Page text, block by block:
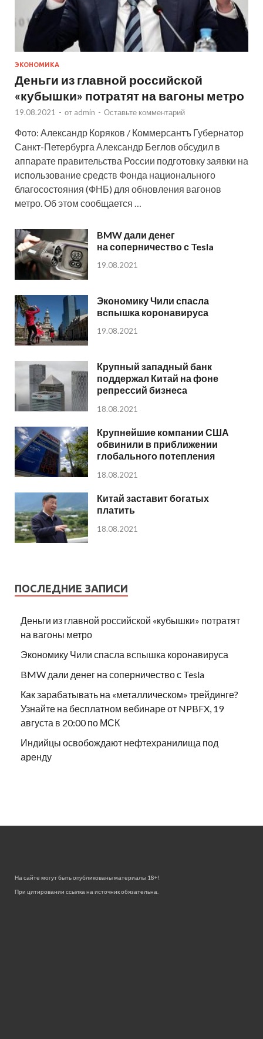
ЭКОНОМИКА
Деньги из главной российской
«кубышки» потратят на вагоны метро
19.08.2021 - от admin - Оставьте комментарий
Фото: Александр Коряков / Коммерсантъ Губернатор
Санкт-Петербурга Александр Беглов обсудил в
аппарате правительства России подготовку заявки на
использование средств Фонда национального
благосостояния (ФНБ) для обновления вагонов
метро. Об этом сообщается …
BMW дали денег
на соперничество с Tesla
19.08.2021
Экономику Чили спасла
вспышка коронавируса
19.08.2021
Крупный западный банк
поддержал Китай на фоне
репрессий бизнеса
18.08.2021
Крупнейшие компании США
обвинили в приближении
глобального потепления
18.08.2021
Китай заставит богатых
платить
18.08.2021
ПОСЛЕДНИЕ ЗАПИСИ
Деньги из главной российской «кубышки» потратят
на вагоны метро
Экономику Чили спасла вспышка коронавируса
BMW дали денег на соперничество с Tesla
Как зарабатывать на «металлическом» трейдинге?
Узнайте на бесплатном вебинаре от NPBFX, 19
августа в 20:00 по МСК
Индийцы освобождают нефтехранилища под
аренду
На сайте могут быть опубликованы материалы 18+!
При цитировании ссылка на источник обязательна.